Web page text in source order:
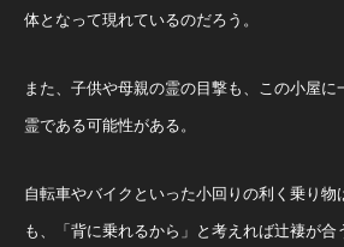
体となって現れているのだろう。
また、子供や母親の霊の目撃も、この小屋
霊である可能性がある。
自転車やバイクといった小回りの利く乗り物
も、「背に乗れるから」と考えれば辻褄が合